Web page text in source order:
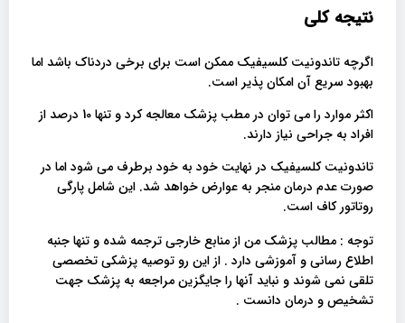
نتیجه کلی
اگرچه تاندونیت کلسیفیک ممکن است برای برخی دردناک باشد اما
بهبود سریع آن امکان پذیر است.
اکثر موارد را می توان در مطب پزشک معالجه کرد و تنها 10 درصد از
افراد به جراحی نیاز دارند.
تاندونیت کلسیفیک در نهایت خود به خود برطرف می شود اما در
صورت عدم درمان منجر به عوارض خواهد شد. این شامل پارگی
روتاتور کاف است.
توجه : مطالب پزشک من از منابع خارجی ترجمه شده و تنها جنبه
اطلاع رسانی و آموزشی دارد . از این رو توصیه پزشکی تخصصی
تلقی نمی شوند و نباید آنها را جایگزین مراجعه به پزشک جهت
تشخیص و درمان دانست .